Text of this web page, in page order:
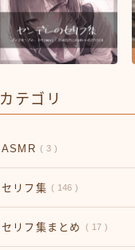
カテゴリ
ASMR 3
セリフ集 146
セリフ集まとめ 17